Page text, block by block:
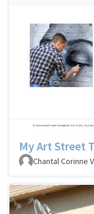
My Art Street
Chantal Corinne